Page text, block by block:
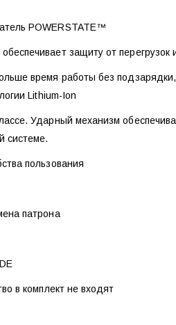
POWERSTATE™
защиту от
время работы без
Lithium-Ion
Ударный механизм
системе.
пользования
патрона
в комплект не входят